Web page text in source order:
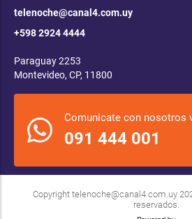
telenoche@canal4.com.uy
+598 2924 4444
Paraguay 2253
Montevideo, CP, 11800
Comunicate con nosotros
091 444 001
Copyright telenoche@canal4.com.uy
reservados.